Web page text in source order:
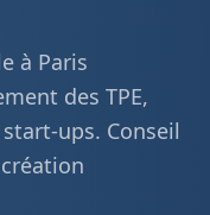
à Paris
des TPE,
ups. Conseil